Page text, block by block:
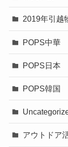
2019年引越
POPS中華
POPS日本
POPS韓国
アウトドア